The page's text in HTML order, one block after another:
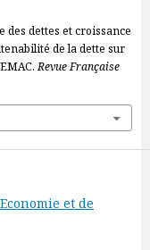
des dettes et croissance
de la dette sur
Revue Française
et de